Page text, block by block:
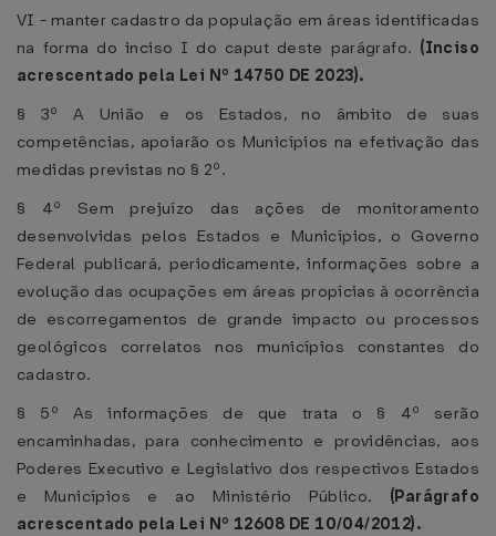
VI - manter cadastro da população em áreas identificadas
na forma do inciso I do caput deste parágrafo. (Inciso
acrescentado pela Lei Nº 14750 DE 2023).
§ 3º A União e os Estados, no âmbito de suas
competências, apoiarão os Municípios na efetivação das
medidas previstas no § 2º.
§ 4º Sem prejuízo das ações de monitoramento
desenvolvidas pelos Estados e Municípios, o Governo
Federal publicará, periodicamente, informações sobre a
evolução das ocupações em áreas propícias à ocorrência
de escorregamentos de grande impacto ou processos
geológicos correlatos nos municípios constantes do
cadastro.
§ 5º As informações de que trata o § 4º serão
encaminhadas, para conhecimento e providências, aos
Poderes Executivo e Legislativo dos respectivos Estados
e Municípios e ao Ministério Público. (Parágrafo
acrescentado pela Lei Nº 12608 DE 10/04/2012).